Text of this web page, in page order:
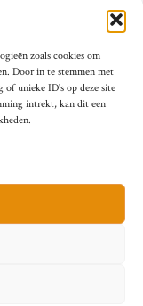
zoals cookies om
Door in te stemmen met
of unieke ID's op deze site
intrekt, kan dit een
de ‘Grote Vier’
Impressum